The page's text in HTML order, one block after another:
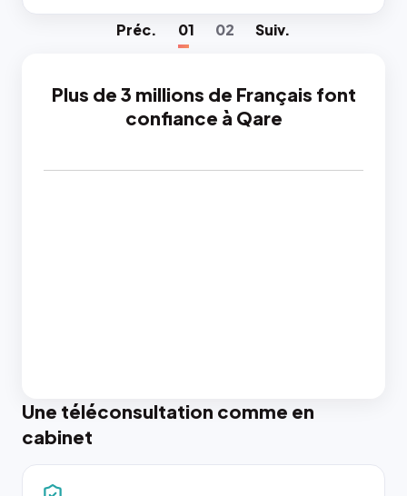
Préc. 01 02 Suiv.
Plus de 3 millions de Français font
confiance à Qare
Une téléconsultation comme en
cabinet